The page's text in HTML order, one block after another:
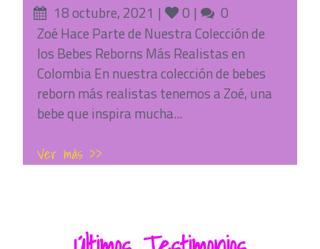
Posted
on
18 octubre, 2021 Likes
0 Comments
0
Zoé Hace Parte de Nuestra Colección de
los Bebes Reborns Más Realistas en
Colombia En nuestra colección de bebes
reborn más realistas tenemos a Zoé, una
bebe que inspira mucha...
Ver más >>